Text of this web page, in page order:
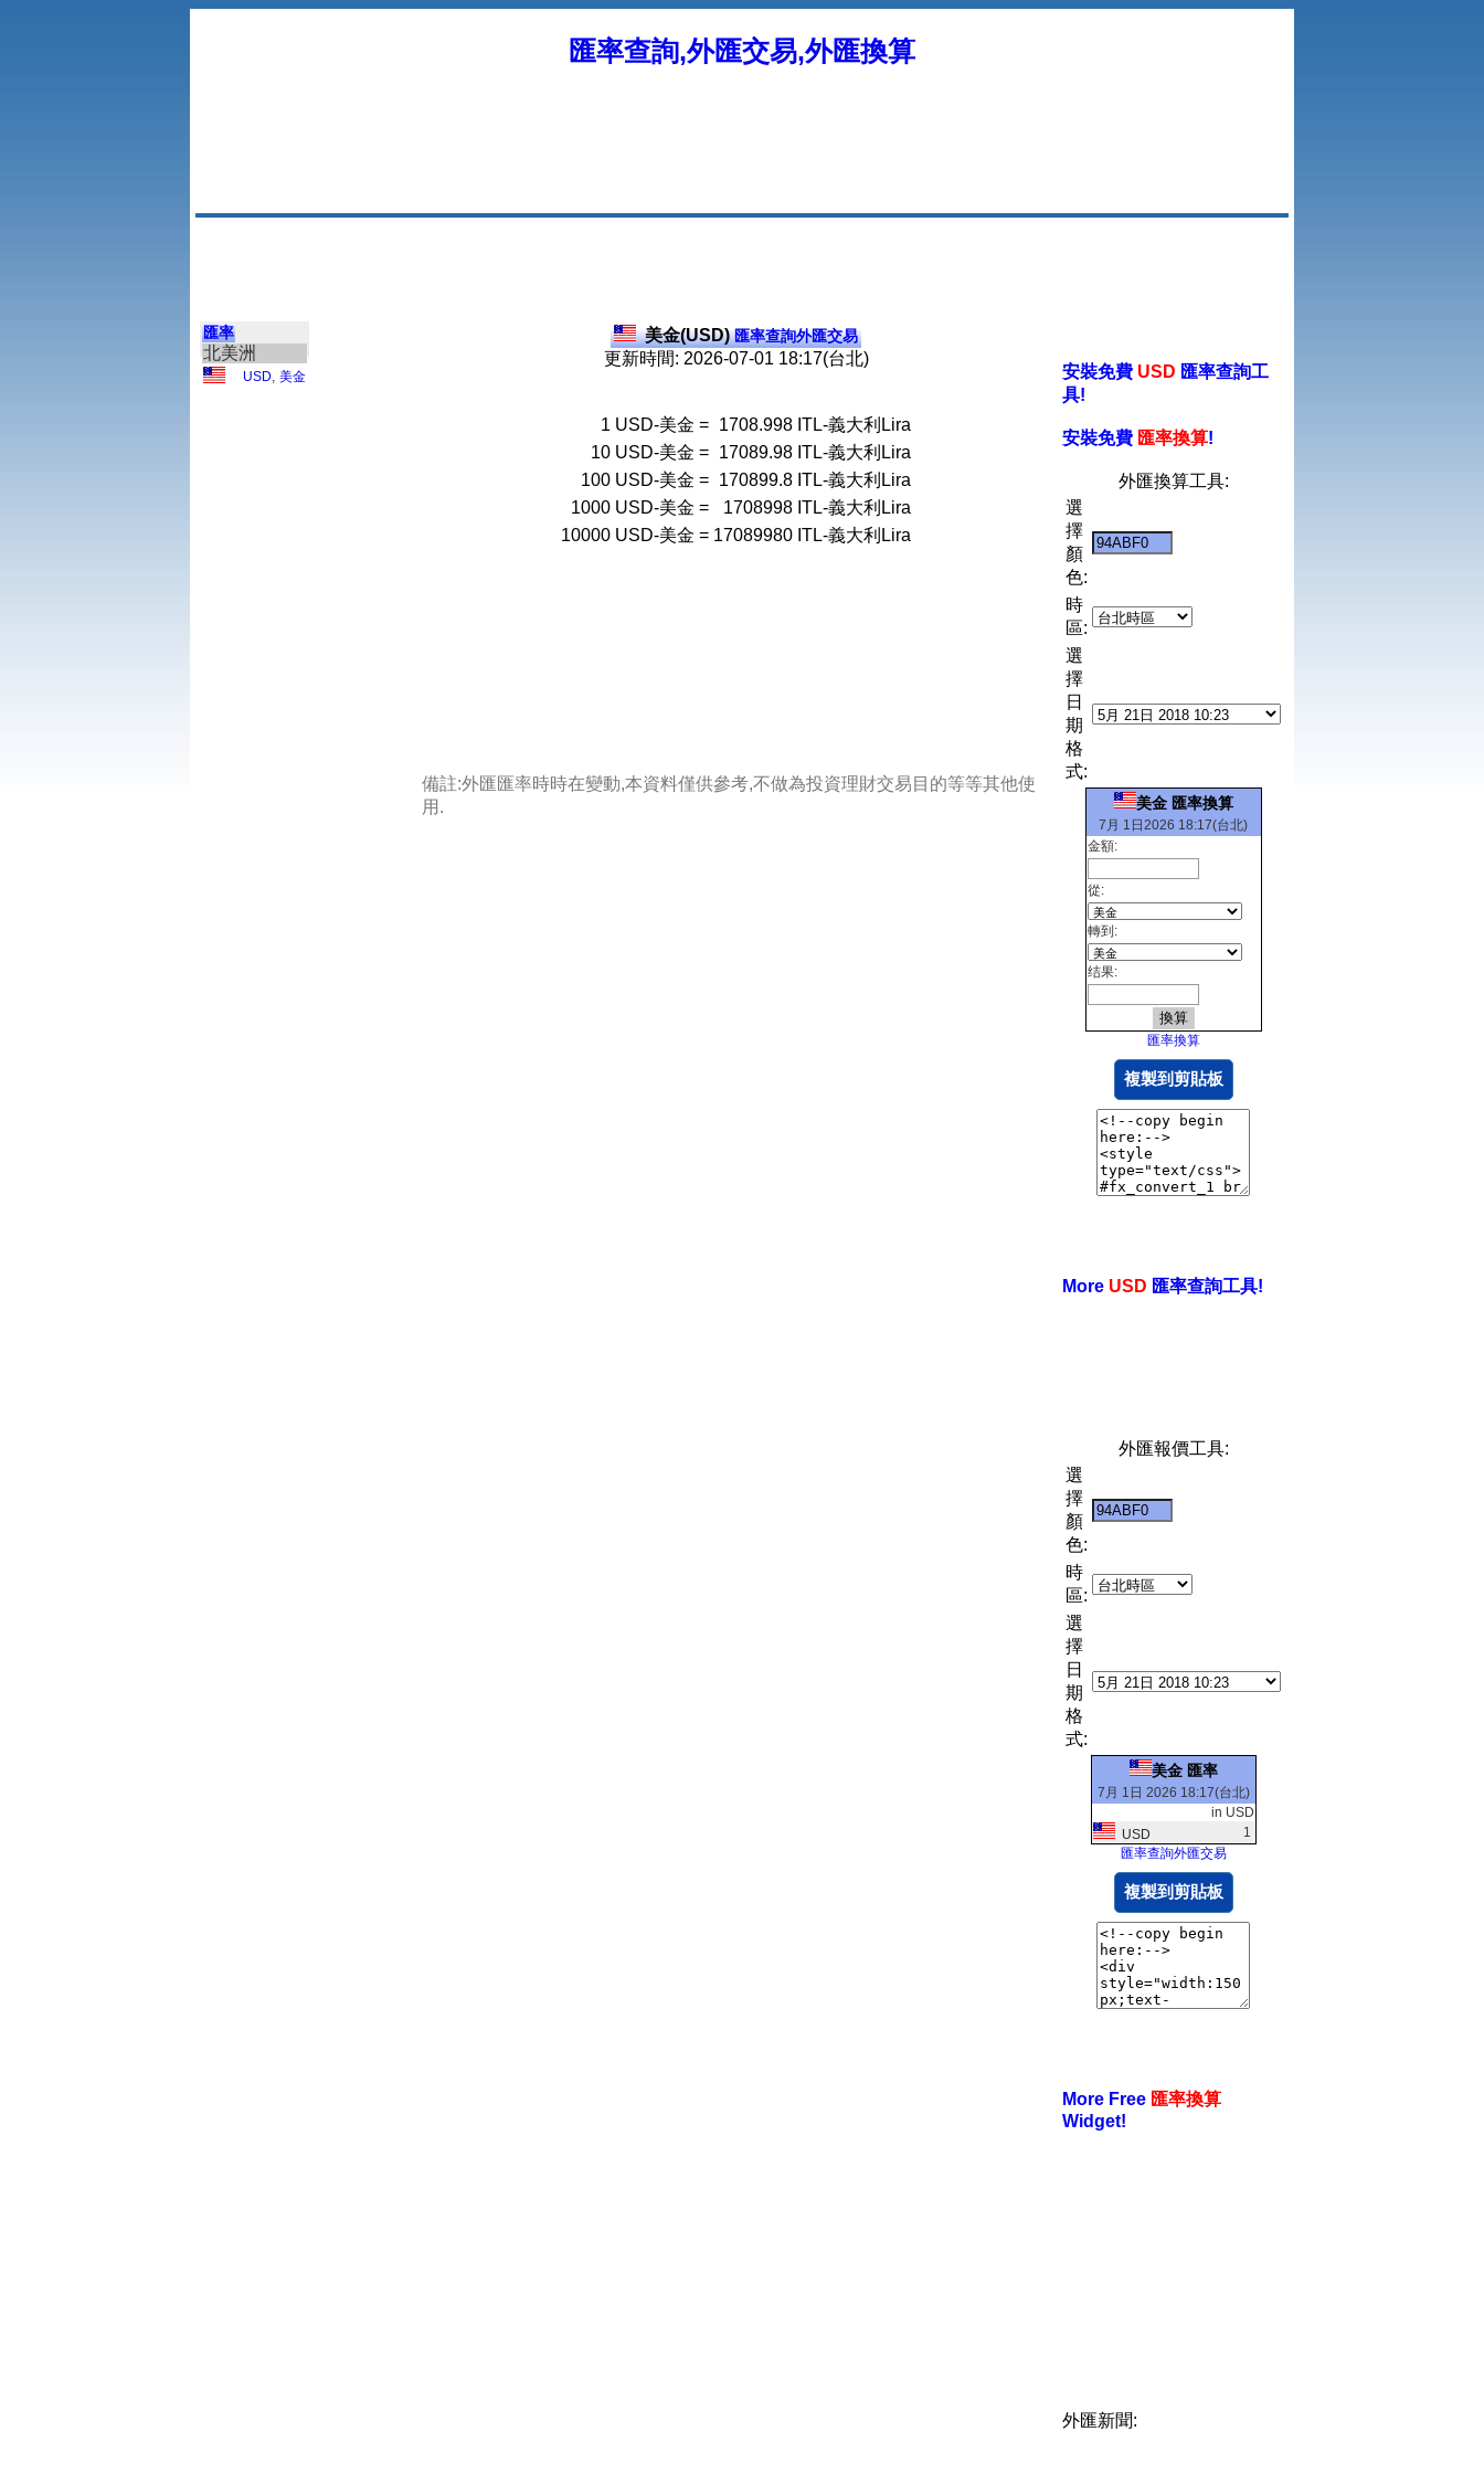
匯率查詢,外匯交易,外匯換算
匯率
北美洲
USD 美金
美金(USD)匯率查詢外匯交易
更新時間: 2026-07-01 18:17(台北)
1 USD-美金 = 1708.998 ITL-義大利Lira
10 USD-美金 = 17089.98 ITL-義大利Lira
100 USD-美金 = 170899.8 ITL-義大利Lira
1000 USD-美金 = 1708998 ITL-義大利Lira
10000 USD-美金 = 17089980 ITL-義大利Lira
備註:外匯匯率時時在變動,本資料僅供參考,不做為投資理財交易目的等等其他使
用.
安裝免費 USD 匯率查詢工
具!
安裝免費 匯率換算!
外匯換算工具:
選
擇
顏
色:
時
區:
選
擇
日
期
格
式:
美金 匯率換算
7月 1日2026 18:17(台北)
金額:
從:
轉到:
结果:
匯率換算
複製到剪貼板
More USD 匯率查詢工具!
外匯報價工具:
選
擇
顏
色:
時
區:
選
擇
日
期
格
式:
美金 匯率
7月 1日 2026 18:17(台北)
in USD
USD
1
匯率查詢外匯交易
複製到剪貼板
More Free 匯率換算
Widget!
外匯新聞: